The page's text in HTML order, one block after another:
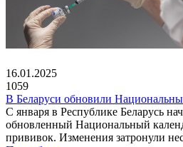
16.01.2025
1059
В Беларуси обновили
С января в Республике Беларусь
обновленный Национальный
прививок. Изменения затронули